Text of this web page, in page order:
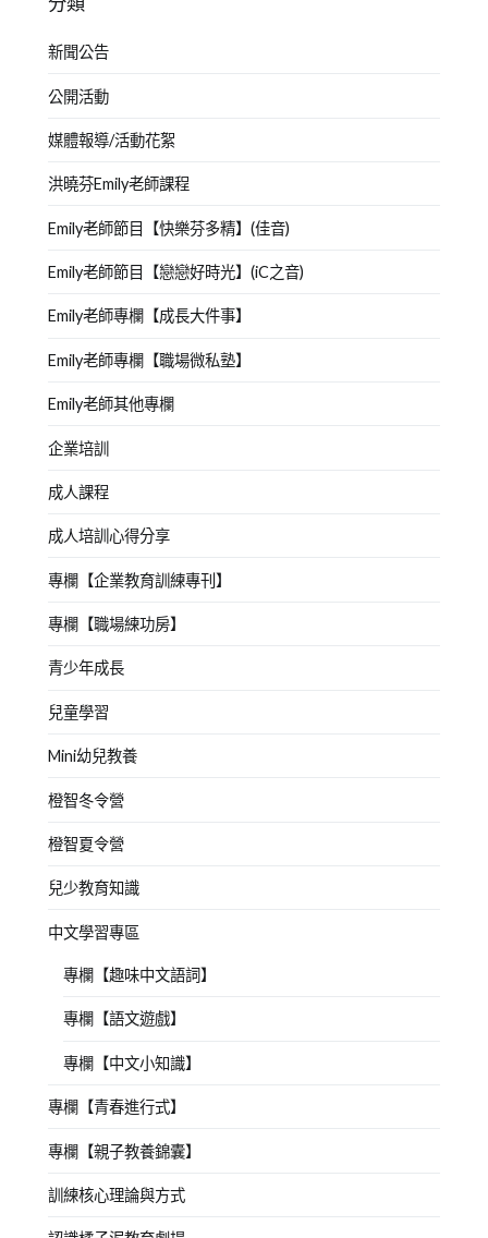
新聞公告
公開活動
媒體報導/活動花絮
洪曉芬Emily老師課程
Emily老師節目【快樂芬多精】(佳音)
Emily老師節目【戀戀好時光】(iC之音)
Emily老師專欄【成長大件事】
Emily老師專欄【職場微私塾】
Emily老師其他專欄
企業培訓
成人課程
成人培訓心得分享
專欄【企業教育訓練專刊】
專欄【職場練功房】
青少年成長
兒童學習
Mini幼兒教養
橙智冬令營
橙智夏令營
兒少教育知識
中文學習專區
專欄【趣味中文語詞】
專欄【語文遊戲】
專欄【中文小知識】
專欄【青春進行式】
專欄【親子教養錦囊】
訓練核心理論與方式